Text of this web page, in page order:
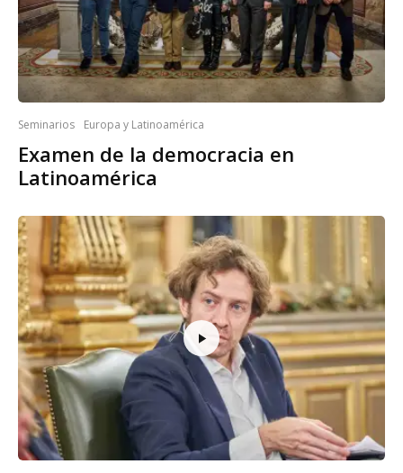
Seminarios Europa y Latinoamérica
Examen de la democracia en
Latinoamérica